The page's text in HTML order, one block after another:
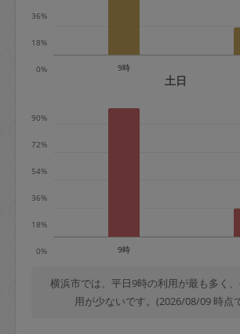
※キャンセル料金の設定につい
0%
18%
36%
9時
土日
0%
18%
36%
54%
72%
90%
9時
横浜市では、平日9時の利用が最も多く
用が少ないです。(2026/08/09 時点